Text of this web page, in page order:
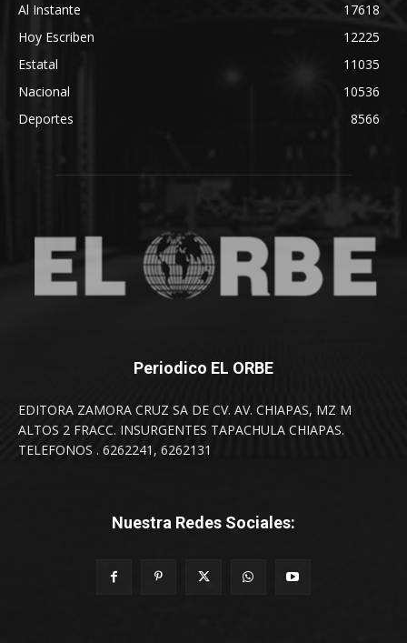
Al Instante
17618
Hoy Escriben
12225
Estatal
11035
Nacional
10536
Deportes
8566
Periodico EL ORBE
EDITORA ZAMORA CRUZ SA DE CV. AV. CHIAPAS, MZ M
ALTOS 2 FRACC. INSURGENTES TAPACHULA CHIAPAS.
TELEFONOS . 6262241, 6262131
Nuestra Redes Sociales: